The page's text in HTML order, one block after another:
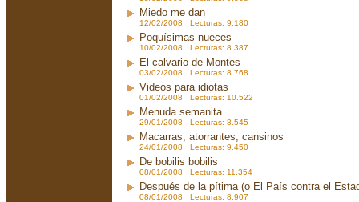
Miedo me dan
12/02/2008 Lecturas: 9.180
Poquísimas nueces
10/02/2008 Lecturas: 8.387
El calvario de Montes
03/02/2008 Lecturas: 8.768
Videos para idiotas
01/02/2008 Lecturas: 10.522
Menuda semanita
29/01/2008 Lecturas: 8.545
Macarras, atorrantes, cansinos
24/01/2008 Lecturas: 9.450
De bobilis bobilis
08/01/2008 Lecturas: 11.354
Después de la pítima (o El País contra el
08/01/2008 Lecturas: 8.907